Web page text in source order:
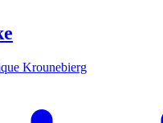
Krounebierg